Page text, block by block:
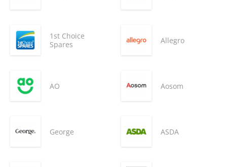
1st Choice
Spares
Allegro
AO Aosom
George ASDA